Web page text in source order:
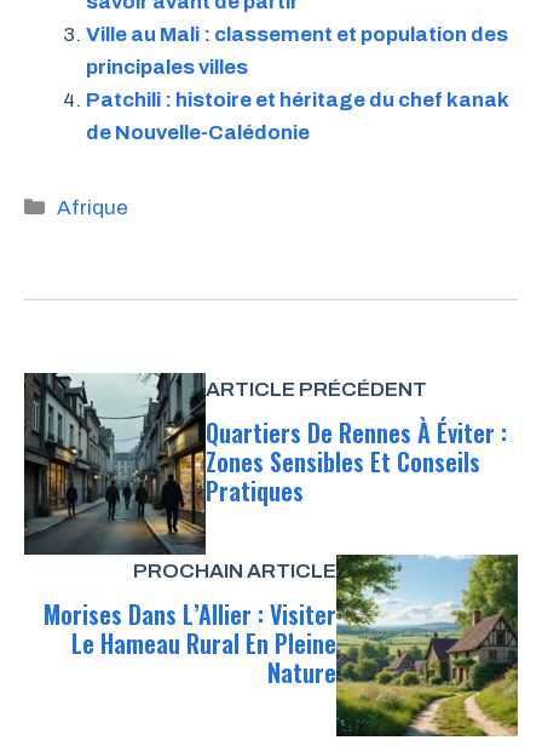
Ville au Mali : classement et population des
principales villes
Patchili : histoire et héritage du chef kanak
de Nouvelle-Calédonie
Catégories
Afrique
ARTICLE PRÉCÉDENT
Quartiers De Rennes À Éviter :
Zones Sensibles Et Conseils
Pratiques
PROCHAIN ARTICLE
Morises Dans L’Allier : Visiter
Le Hameau Rural En Pleine
Nature